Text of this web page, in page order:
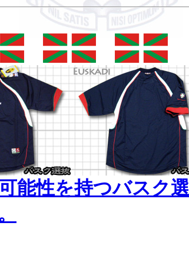
能性を持つバスク